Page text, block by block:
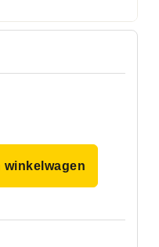
winkelwagen